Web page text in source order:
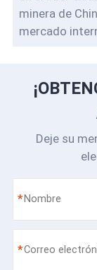
minera de
mercado
Deje su
*
*